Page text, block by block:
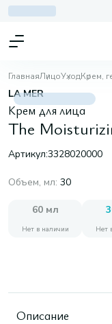
ГлавнаяЛицоУходКрем,
LA MER
Крем для лица
The
Артикул:3328020000
Объем, мл: 30
60 мл
Нет в наличии Нет
Описание